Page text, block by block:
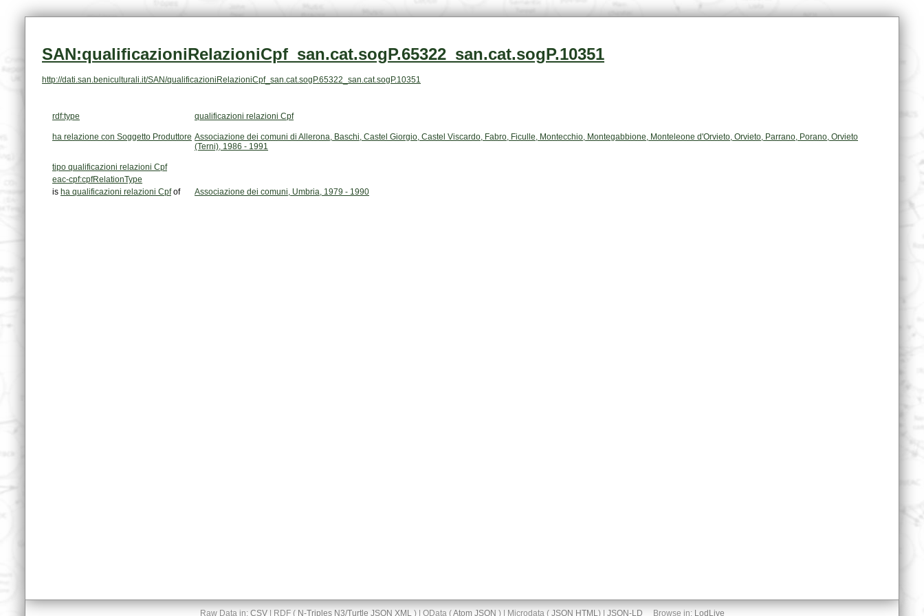
SAN:qualificazioniRelazioniCpf_san.cat.sogP.65322_san.cat.sogP.10351
http://dati.san.beniculturali.it/SAN/qualificazioniRelazioniCpf_san.cat.sogP.65322_san.cat.sogP.10351
rdf:type qualificazioni relazioni Cpf
ha relazione con Soggetto Produttore
(Terni), 1986 - 1991
tipo qualificazioni relazioni Cpf
eac-cpf:cpfRelationType
is ha qualificazioni relazioni Cpfof Associazione dei comuni, Umbria, 1979 - 1990
Raw Data in: CSV| RDF ( N-Triples N3/Turtle JSON XML) | OData (Atom JSON ) | Microdata ( JSON HTML) | JSON-LD Browse in: LodLive